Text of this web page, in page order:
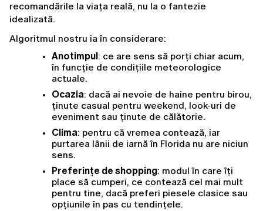
recomandările la viața reală, nu la o fantezie
idealizată.
Algoritmul nostru ia în considerare:
Anotimpul : ce are sens să porți chiar acum,
în funcție de condițiile meteorologice
actuale.
Ocazia: dacă ai nevoie de haine pentru birou,
ținute casual pentru weekend, look-uri de
eveniment sau ținute de călătorie.
Clima: pentru că vremea contează, iar
purtarea lânii de iarnă în Florida nu are niciun
sens.
Preferințe de shopping: modul în care îți
place să cumperi, ce contează cel mai mult
pentru tine, dacă preferi piesele clasice sau
opțiunile în pas cu tendințele.